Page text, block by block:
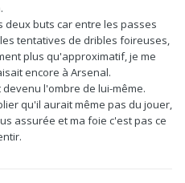
deux buts car entre les passes
tentatives de dribles foireuses,
plus qu'approximatif, je me
encore à Arsenal.
l'ombre de lui-même.
qu'il aurait même pas du jouer,
assurée et ma foie c'est pas ce